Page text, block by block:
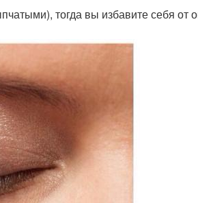
тогда вы избавите себя от